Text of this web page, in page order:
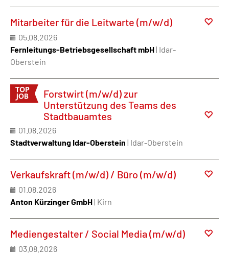
Mitarbeiter für die Leitwarte (m/w/d)
05.08.2026
Fernleitungs-Betriebsgesellschaft mbH| Idar-
Oberstein
Forstwirt (m/w/d) zur
Unterstützung des Teams des
Stadtbauamtes
01.08.2026
Stadtverwaltung Idar-Oberstein | Idar-Oberstein
Verkaufskraft (m/w/d) / Büro (m/w/d)
01.08.2026
Anton Kürzinger GmbH| Kirn
Mediengestalter / Social Media (m/w/d)
03.08.2026